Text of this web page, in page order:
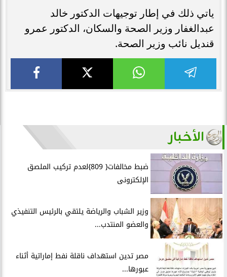
ياتي ذلك في إطار توجيهات الدكتور خالد
عبدالغفار وزير الصحة والسكان، الدكتور عمرو
قنديل نائب وزير الصحة.
الأخبار
ضبط مخالفات{ 809}لعدم تركيب الملصق
الإلكترونى
وزير الشباب والرياضة يلتقي بالرئيس التنفيذي
والعضو المنتدب...
مصر تدين استهداف ناقلة نفط إماراتية أثناء
عبورها...